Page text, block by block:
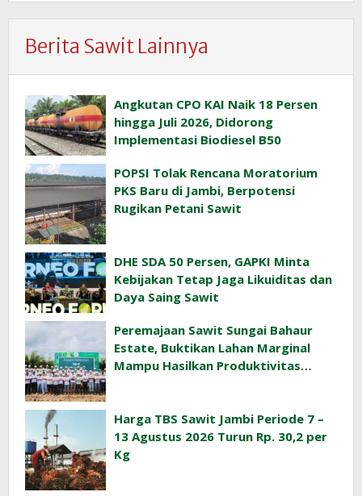
Berita Sawit Lainnya
Angkutan CPO KAI Naik 18 Persen
hingga Juli 2026, Didorong
Implementasi Biodiesel B50
POPSI Tolak Rencana Moratorium
PKS Baru di Jambi, Berpotensi
Rugikan Petani Sawit
DHE SDA 50 Persen, GAPKI Minta
Kebijakan Tetap Jaga Likuiditas dan
Daya Saing Sawit
Peremajaan Sawit Sungai Bahaur
Estate, Buktikan Lahan Marginal
Mampu Hasilkan Produktivitas
Harga TBS Sawit Jambi Periode 7 –
13 Agustus 2026 Turun Rp. 30,2 per
Kg